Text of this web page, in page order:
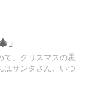
」
て、クリスマスの思
はサンタさん、いつ